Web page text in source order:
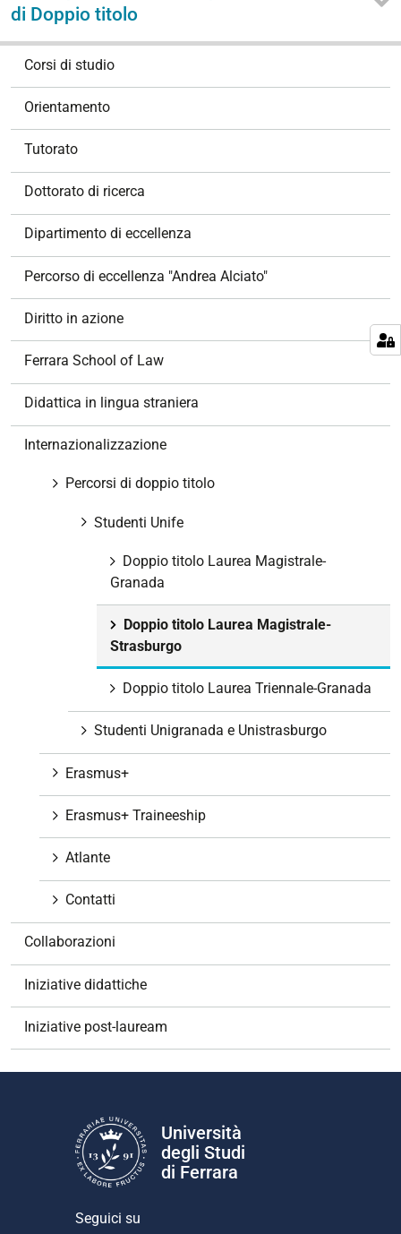
di Doppio titolo
Corsi di studio
Orientamento
Tutorato
Dottorato di ricerca
Dipartimento di eccellenza
Percorso di eccellenza "Andrea Alciato"
Diritto in azione
Ferrara School of Law
Didattica in lingua straniera
Internazionalizzazione
Percorsi di doppio titolo
Studenti Unife
Doppio titolo Laurea Magistrale-
Granada
Doppio titolo Laurea Magistrale-
Strasburgo
Doppio titolo Laurea Triennale-Granada
Studenti Unigranada e Unistrasburgo
Erasmus+
Erasmus+ Traineeship
Atlante
Contatti
Collaborazioni
Iniziative didattiche
Iniziative post-lauream
Università
degli Studi
di Ferrara
Seguici su